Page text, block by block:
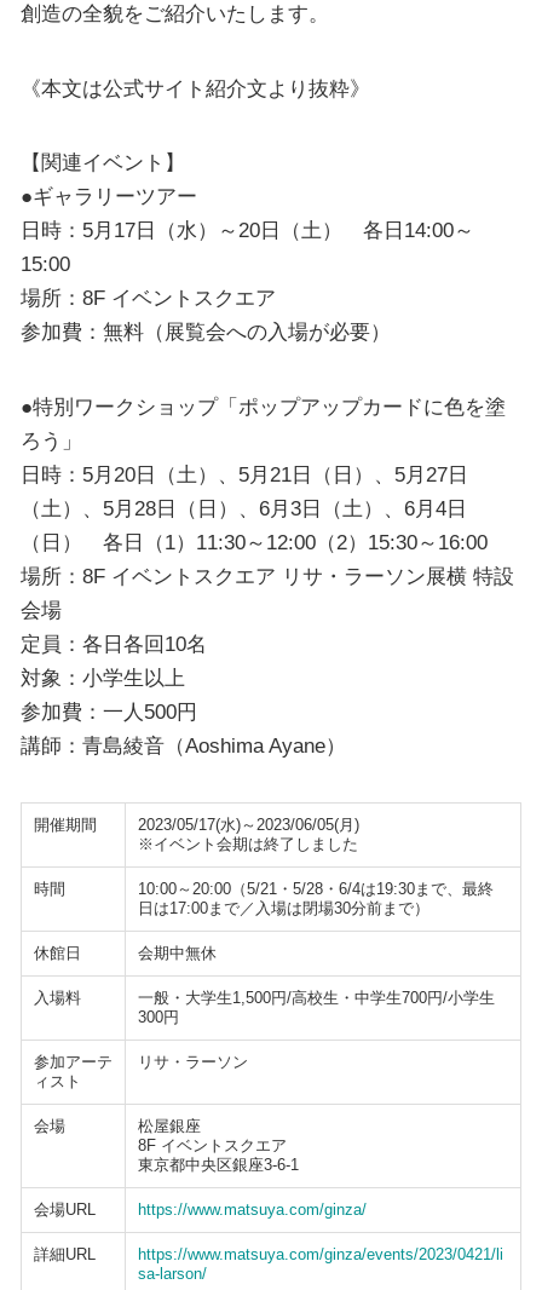
創造の全貌をご紹介いたします。
《本文は公式サイト紹介文より抜粋》
【関連イベント】
●ギャラリーツアー
日時：5月17日（水）～20日（土） 各日14:00～
15:00
場所：8F イベントスクエア
参加費：無料（展覧会への入場が必要）
●特別ワークショップ「ポップアップカードに色を塗
ろう」
日時：5月20日（土）、5月21日（日）、5月27日
（土）、5月28日（日）、6月3日（土）、6月4日
（日） 各日（1）11:30～12:00（2）15:30～16:00
場所：8F イベントスクエア リサ・ラーソン展横 特設
会場
定員：各日各回10名
対象：小学生以上
参加費：一人500円
講師：青島綾音（Aoshima Ayane）
開催期間
2023/05/17(水)～2023/06/05(月)
※イベント会期は終了しました
時間
10:00～20:00（5/21・5/28・6/4は19:30まで、最終
日は17:00まで／入場は閉場30分前まで）
休館日 会期中無休
入場料
一般・大学生1,500円/高校生・中学生700円/小学生
300円
参加アーテ
ィスト
リサ・ラーソン
会場
松屋銀座
8F イベントスクエア
東京都中央区銀座3-6-1
会場URL https://www.matsuya.com/ginza/
詳細URL
https://www.matsuya.com/ginza/events/2023/0421/li
sa-larson/